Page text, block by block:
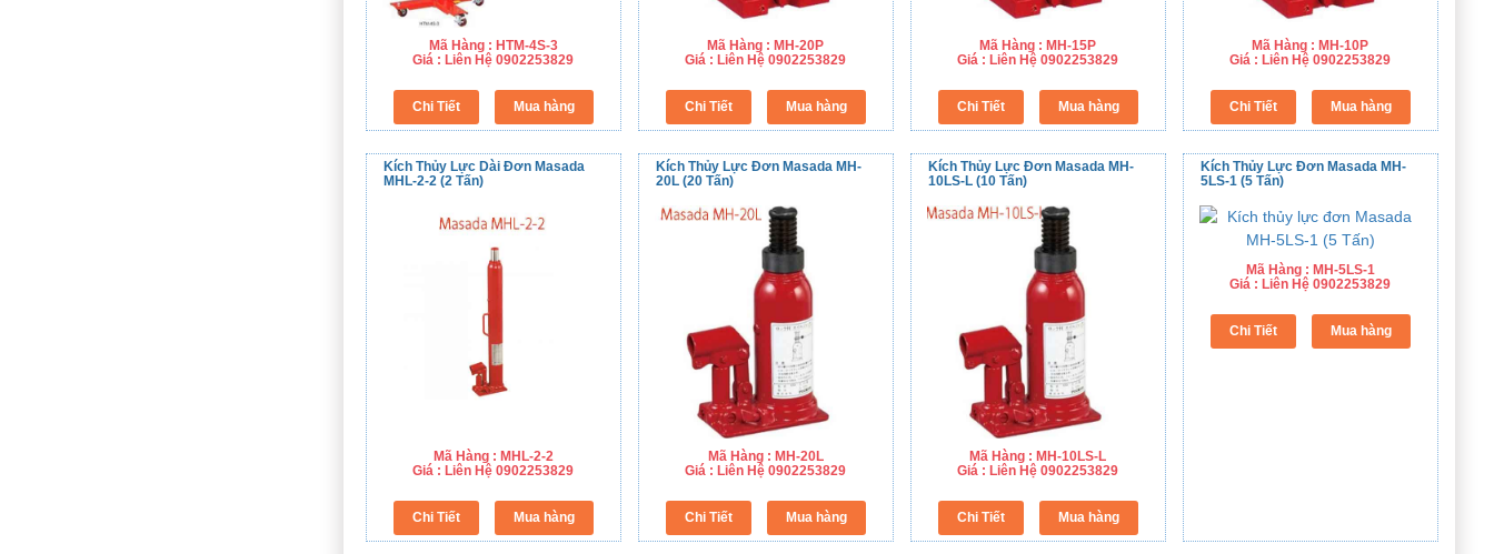
Mã Hàng : HTM-4S-3
Giá : Liên Hệ 0902253829
Mã Hàng : MH-20P
Giá : Liên Hệ 0902253829
Mã Hàng : MH-15P
Giá : Liên Hệ 0902253829
Mã Hàng : MH-10P
Giá : Liên Hệ 0902253829
Kích Thủy Lực Dài Đơn Masada
MHL-2-2 (2 Tấn)
Mã Hàng : MHL-2-2
Giá : Liên Hệ 0902253829
Kích Thủy Lực Đơn Masada MH-
20L (20 Tấn)
Mã Hàng : MH-20L
Giá : Liên Hệ 0902253829
Kích Thủy Lực Đơn Masada MH-
10LS-L (10 Tấn)
Mã Hàng : MH-10LS-L
Giá : Liên Hệ 0902253829
Kích Thủy Lực Đơn Masada MH-
5LS-1 (5 Tấn)
Mã Hàng : MH-5LS-1
Giá : Liên Hệ 0902253829